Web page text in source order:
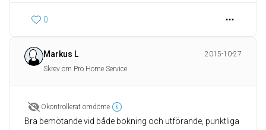
0
Markus L
2015-10-27
Skrev om Pro Home Service
Okontrollerat omdöme
Bra bemötande vid både bokning och utförande, punktliga